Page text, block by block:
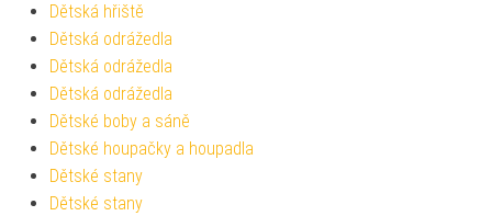
Dětská hřiště
Dětská odrážedla
Dětská odrážedla
Dětská odrážedla
Dětské boby a sáně
Dětské houpačky a houpadla
Dětské stany
Dětské stany